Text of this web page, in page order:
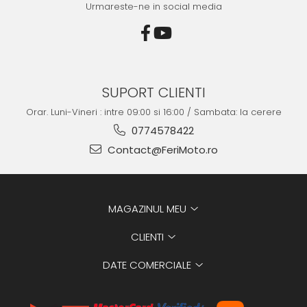
Urmareste-ne in social media
SUPORT CLIENTI
Orar. Luni-Vineri : intre 09:00 si 16:00 / Sambata: la cerere
0774578422
Contact@FeriMoto.ro
MAGAZINUL MEU
CLIENTI
DATE COMERCIALE